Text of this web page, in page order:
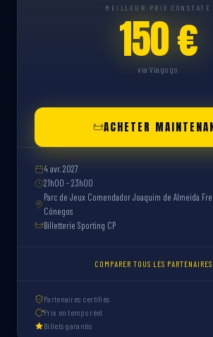
MEILLEUR PRIX CONSTATÉ
150 €
via Viagogo
ACHETER
4 avr. 2027
21h00 - 23h00
Parc de Jeux Comendador Joaquim de Almeida
Cónegos
Billetterie Sporting CP
COMPARER TOUS LES PARTENAIRES
Partenaires certifiés
Prix en temps réel
Billets garantis